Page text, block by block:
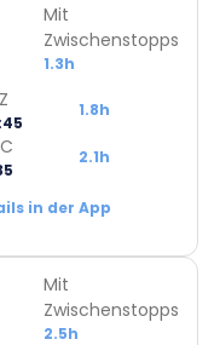
Mit
Zwischenstopps
1.3h
1.8h
2.1h
in der App
Mit
Zwischenstopps
2.5h